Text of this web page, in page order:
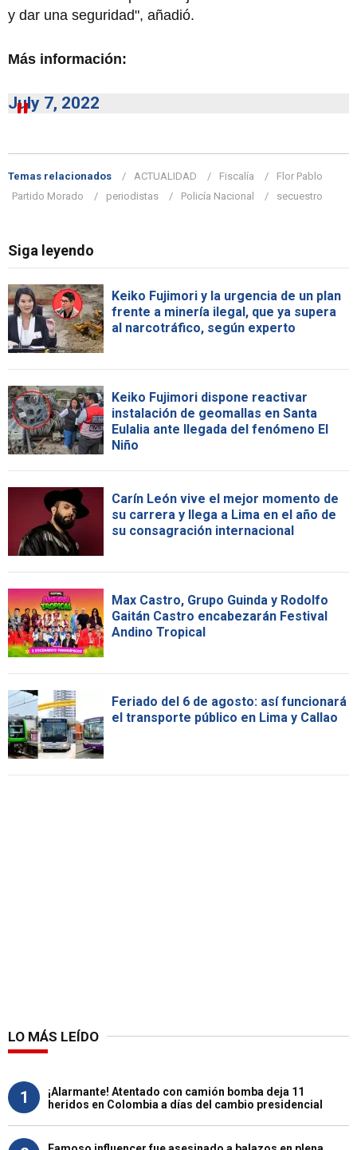
y dar una seguridad", añadió.
Más información:
July 7, 2022
Temas relacionados ACTUALIDAD Fiscalía
Flor Pablo
Partido Morado
periodistas Policía Nacional secuestro
Siga leyendo
Keiko Fujimori y la urgencia de un plan
frente a minería ilegal, que ya supera
al narcotráfico, según experto
Keiko Fujimori dispone reactivar
instalación de geomallas en Santa
Eulalia ante llegada del fenómeno El
Niño
Carín León vive el mejor momento de
su carrera y llega a Lima en el año de
su consagración internacional
Max Castro, Grupo Guinda y Rodolfo
Gaitán Castro encabezarán Festival
Andino Tropical
Feriado del 6 de agosto: así funcionará
el transporte público en Lima y Callao
LO MÁS LEÍDO
1
¡Alarmante! Atentado con camión bomba deja 11
heridos en Colombia a días del cambio presidencial